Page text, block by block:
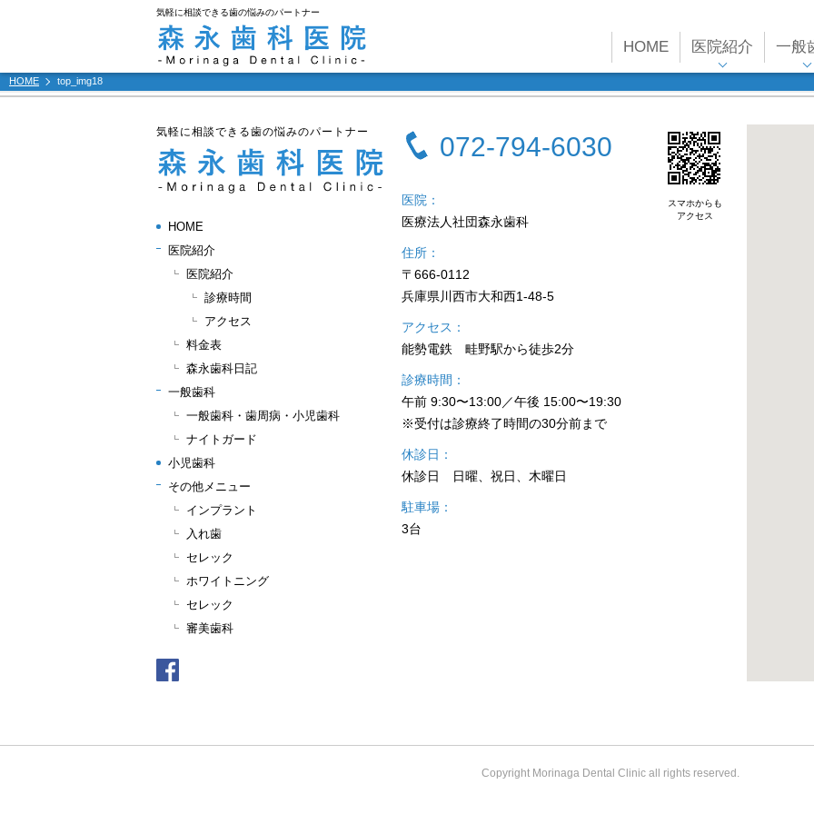
気軽に相談できる歯の悩みのパートナー
HOME 医院紹介 一般
HOME top_img18
気軽に相談できる歯の悩みのパートナー
HOME
医院紹介
医院紹介
診療時間
アクセス
料金表
森永歯科日記
一般歯科
一般歯科・歯周病・小児歯科
ナイトガード
小児歯科
その他メニュー
インプラント
入れ歯
セレック
ホワイトニング
セレック
審美歯科
072-794-6030
スマホからも
アクセス
医院
医療法人社団森永歯科
住所
〒666-0112
兵庫県川西市大和西1-48-5
アクセス
能勢電鉄 畦野駅から徒歩2分
診療時間
午前 9:30〜13:00／午後 15:00〜19:30
※受付は診療終了時間の30分前まで
休診日
休診日 日曜、祝日、木曜日
駐車場
3台
Copyright Morinaga Dental Clinic all rights reserved.